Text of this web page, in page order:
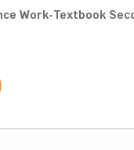
Work-Textbook